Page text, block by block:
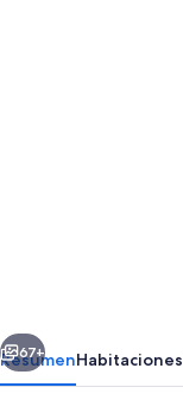
Yungas
Siguiente
67+
ResumenHabitaciones